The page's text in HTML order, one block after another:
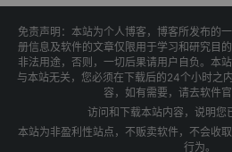
免责声明：本站为个人博客，博客所发布的
册信息及软件的文章仅限用于学习和研究目
非法用途，否则，一切后果请用户自负。本
与本站无关，您必须在下载后的24个小时之
容，如有需要，请去软件官
访问和下载本站内容，说明您
本站为非盈利性站点，不贩卖软件，不会收
行为。